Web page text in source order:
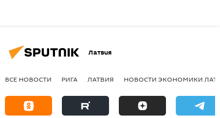
Латвия
ВСЕ НОВОСТИ РИГА ЛАТВИЯ НОВОСТИ ЭКОНОМИКИ